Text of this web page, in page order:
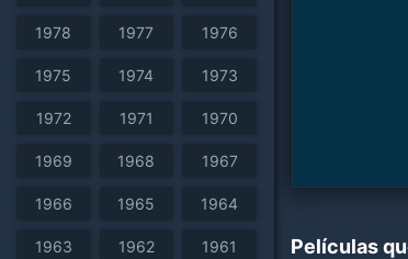
1978 1977 1976
1975 1974 1973
1972 1971 1970
1969 1968 1967
1966 1965 1964
1963 1962 1961 Películas